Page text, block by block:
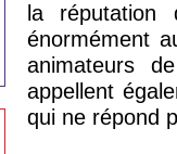
la
énormément
animateurs
appellent
qui ne répond